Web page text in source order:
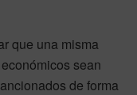
que una misma
sean
de forma